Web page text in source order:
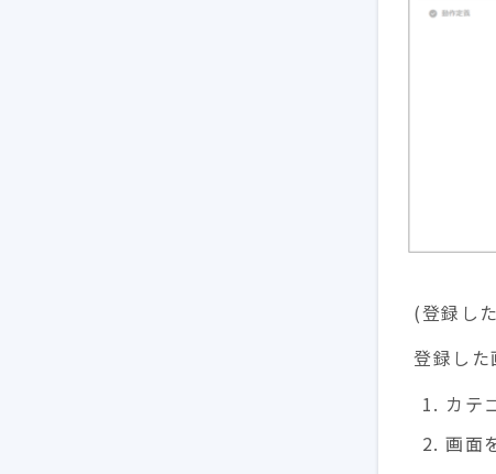
(登録し
登録した
カテ
画面